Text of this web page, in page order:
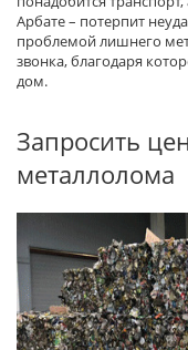
Арбате – потерпит
проблемой лишнего
звонка, благодаря
дом.
Запросить
металлолома